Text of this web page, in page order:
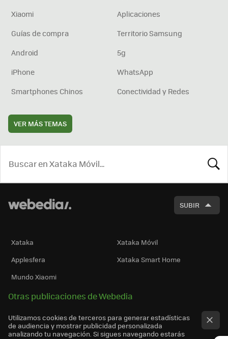
Xiaomi
Aplicaciones
Guías de compra
Territorio Samsung
Android
5g
iPhone
WhatsApp
Smartphones Chinos
Conectividad y Redes
VER MÁS TEMAS
SUBIR
Xataka
Xataka Móvil
Applesfera
Xataka Smart Home
Mundo Xiaomi
Otras publicaciones de Webedia
Utilizamos cookies de terceros para generar estadísticas
de audiencia y mostrar publicidad personalizada
analizando tu navegación. Si sigues navegando estarás